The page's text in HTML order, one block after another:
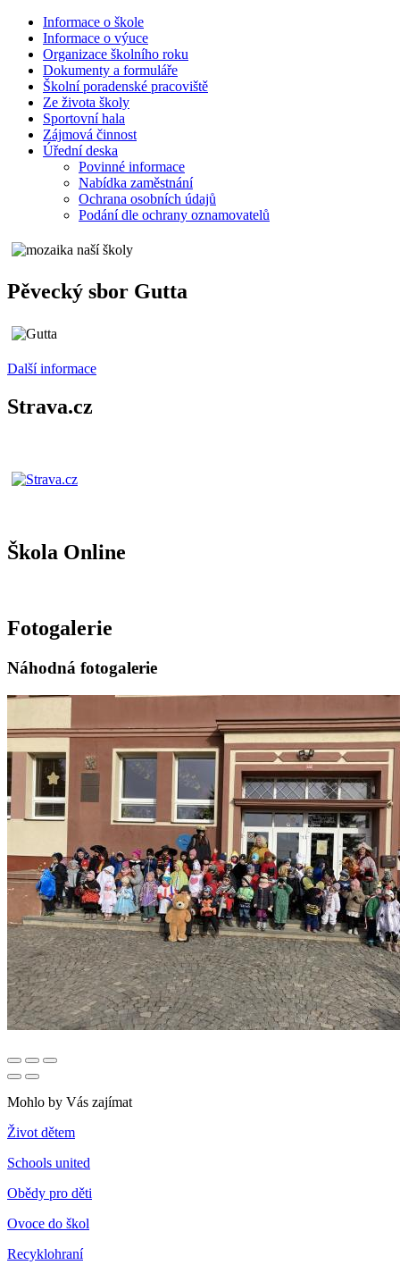
Informace o škole
Informace o výuce
Organizace školního roku
Dokumenty a formuláře
Školní poradenské pracoviště
Ze života školy
Sportovní hala
Zájmová činnost
Úřední deska
Povinné informace
Nabídka zaměstnání
Ochrana osobních údajů
Podání dle ochrany oznamovatelů
Pěvecký sbor Gutta
Další informace
Strava.cz
Škola Online
Fotogalerie
Náhodná fotogalerie
Mohlo by Vás zajímat
Život dětem
Schools united
Obědy pro děti
Ovoce do škol
Recyklohraní